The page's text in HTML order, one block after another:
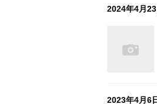
2024年4月23
2023年4月6